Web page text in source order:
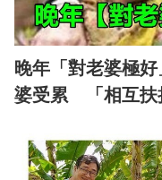
晚年「對老婆極
婆受累 「相互扶